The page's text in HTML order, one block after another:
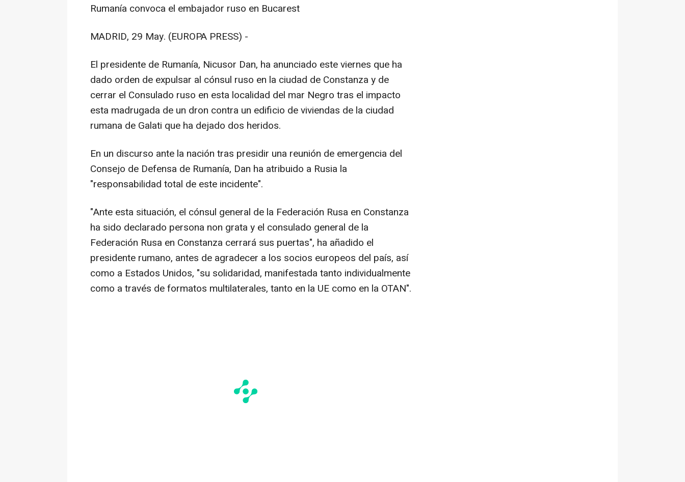
Rumanía convoca el embajador ruso en Bucarest
MADRID, 29 May. (EUROPA PRESS) -
El presidente de Rumanía, Nicusor Dan, ha anunciado este viernes que ha
dado orden de expulsar al cónsul ruso en la ciudad de Constanza y de
cerrar el Consulado ruso en esta localidad del mar Negro tras el impacto
esta madrugada de un dron contra un edificio de viviendas de la ciudad
rumana de Galati que ha dejado dos heridos.
En un discurso ante la nación tras presidir una reunión de emergencia del
Consejo de Defensa de Rumanía, Dan ha atribuido a Rusia la
"responsabilidad total de este incidente".
"Ante esta situación, el cónsul general de la Federación Rusa en Constanza
ha sido declarado persona non grata y el consulado general de la
Federación Rusa en Constanza cerrará sus puertas", ha añadido el
presidente rumano, antes de agradecer a los socios europeos del país, así
como a Estados Unidos, "su solidaridad, manifestada tanto individualmente
como a través de formatos multilaterales, tanto en la UE como en la OTAN".